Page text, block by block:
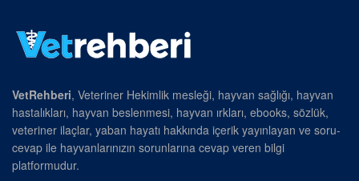
VetRehberi, Veteriner Hekimlik mesleği, hayvan sağlığı, hayvan
hastalıkları, hayvan beslenmesi, hayvan ırkları, ebooks, sözlük,
veteriner ilaçlar, yaban hayatı hakkında içerik yayınlayan ve soru-
cevap ile hayvanlarınızın sorunlarına cevap veren bilgi
platformudur.